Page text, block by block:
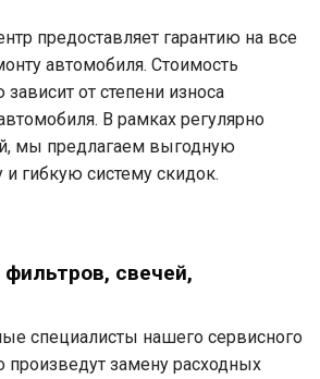
предоставляет гарантию на все
автомобиля. Стоимость
от степени износа
В рамках регулярно
мы предлагаем выгодную
гибкую систему скидок.
свечей,
специалисты нашего сервисного
произведут замену расходных